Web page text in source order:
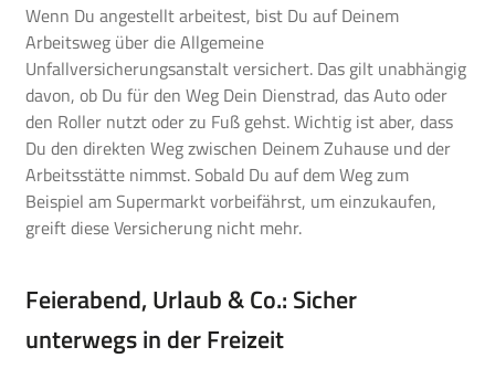
Wenn Du angestellt arbeitest, bist Du auf Deinem
Arbeitsweg über dieAllgemeine
Unfallversicherungsanstaltversichert. Das gilt unabhängig
davon, ob Du für den Weg Dein Dienstrad, das Auto oder
den Roller nutzt oder zu Fuß gehst. Wichtig ist aber, dass
Du den direkten Weg zwischen Deinem Zuhause und der
Arbeitsstätte nimmst. Sobald Du auf dem Weg zum
Beispiel am Supermarkt vorbeifährst, um einzukaufen,
greift diese Versicherung nicht mehr.
Feierabend, Urlaub & Co.: Sicher
unterwegs in der Freizeit